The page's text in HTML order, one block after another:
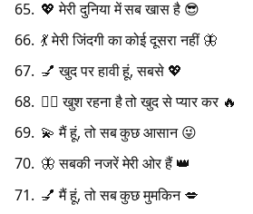
💖 मेरी दुनिया में सब खास है 😎
💃 मेरी जिंदगी का कोई दूसरा नहीं 🦋
💅 खुद पर हावी हूं, सबसे 💖
💁‍♀️ खुश रहना है तो खुद से प्यार कर 🔥
💫 मैं हूं, तो सब कुछ आसान 😜
🦋 सबकी नजरें मेरी ओर हैं 👑
💅 मैं हूं, तो सब कुछ मुमकिन 💋